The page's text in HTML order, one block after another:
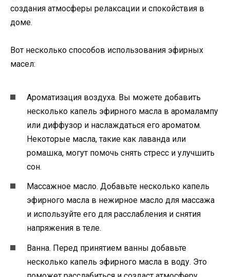
создания атмосферы релаксации и спокойствия в
доме.
Вот несколько способов использования эфирных
масел:
Ароматизация воздуха. Вы можете добавить
несколько капель эфирного масла в аромалампу
или диффузор и наслаждаться его ароматом.
Некоторые масла, такие как лаванда или
ромашка, могут помочь снять стресс и улучшить
сон.
Массажное масло. Добавьте несколько капель
эфирного масла в нежирное масло для массажа
и используйте его для расслабления и снятия
напряжения в теле.
Ванна. Перед принятием ванны добавьте
несколько капель эфирного масла в воду. Это